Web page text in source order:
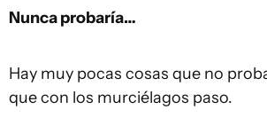
Nunca probaría…
Hay muy pocas cosas que no
que con los murciélagos paso.